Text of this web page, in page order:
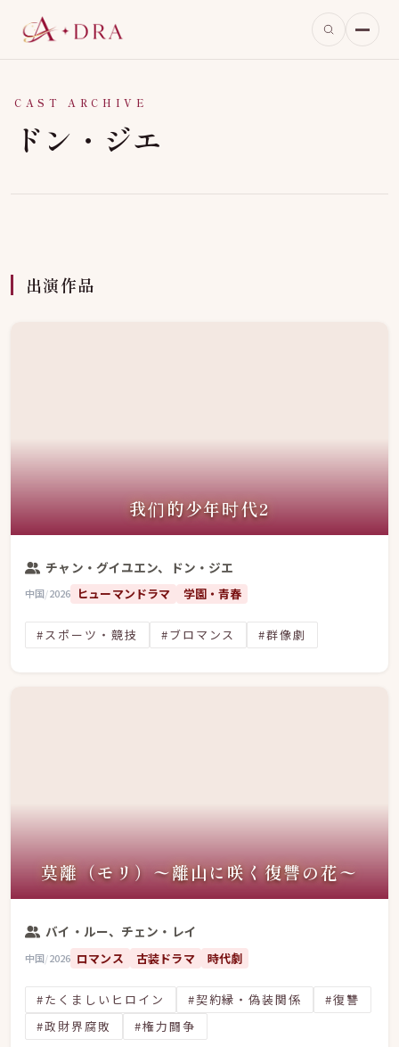
CAST ARCHIVE
ドン・ジエ
出演作品
我们的少年时代2
チャン・グイユエン、ドン・ジエ
中国/2026 ヒューマンドラマ 学園・青春
#スポーツ・競技 #ブロマンス #群像劇
莫離（モリ）〜離山に咲く復讐の花〜
バイ・ルー、チェン・レイ
中国/2026 ロマンス 古装ドラマ 時代劇
#たくましいヒロイン #契約縁・偽装関係
#復讐
#政財界腐敗
#権力闘争